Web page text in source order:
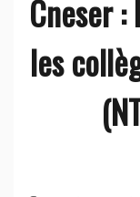
Cneser :
les